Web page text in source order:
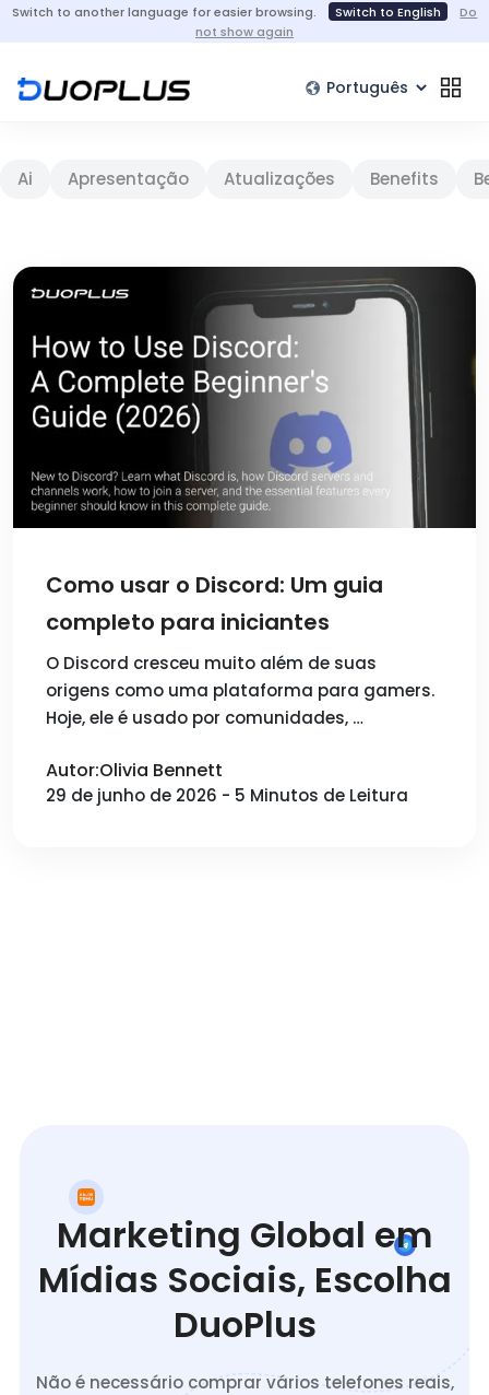
Switch to another language for easier browsing. Switch to English
Do
not show again
Ai Apresentação Atualizações Benefits
Como usar o Discord: Um guia
completo para iniciantes
O Discord cresceu muito além de suas
origens como uma plataforma para gamers.
Hoje, ele é usado por comunidades, …
Autor:Olivia Bennett
29 de junho de 2026 - 5 Minutos de Leitura
Marketing Global em
Mídias Sociais, Escolha
DuoPlus
Não é necessário comprar vários telefones reais,